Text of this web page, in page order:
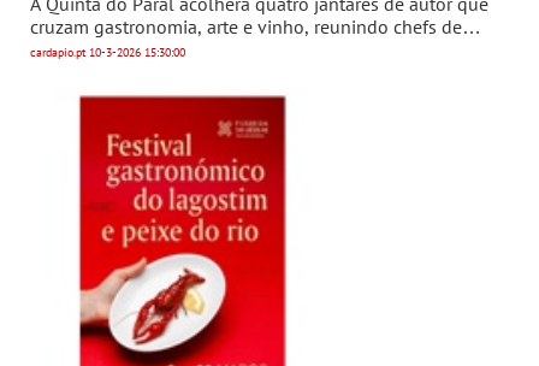
cruzam gastronomia, arte e vinho, reunindo chefs de
renome, artistas consagrados e grandes referências do
21 de março, nasce com o propósito de enaltecer a cultura
nacional, no território que lhe dá identidade, o Alentejo.
cardapio.pt 10-3-2026 15:30:00